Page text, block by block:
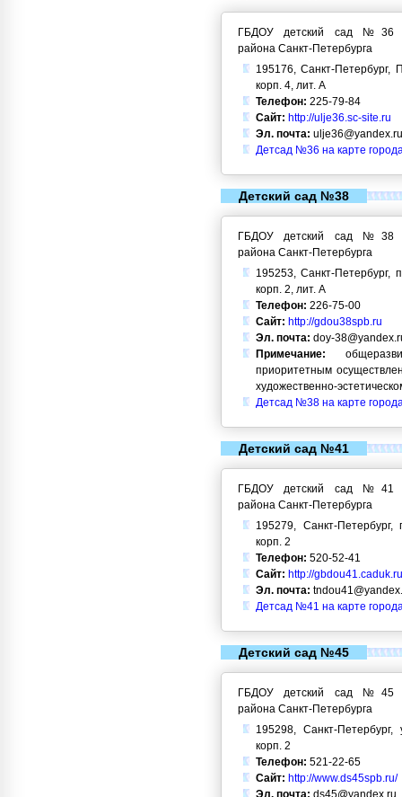
ГБДОУ детский сад №36
района Санкт-Петербурга
195176, Санкт-Петербург,
корп. 4, лит. А
Телефон: 225-79-84
Сайт: http://ulje36.sc-site.ru
Эл. почта: ulje36@yandex.ru
Детсад №36 на карте
Детский сад №38
ГБДОУ детский сад №38
района Санкт-Петербурга
195253, Санкт-Петербург,
корп. 2, лит. А
Телефон: 226-75-00
Сайт: http://gdou38spb.ru
Эл. почта: doy-
Примечание:
приоритетным
художественно-
Детсад №38 на карте
Детский сад №41
ГБДОУ детский сад №41
района Санкт-Петербурга
195279, Санкт-
корп. 2
Телефон: 520-52-41
Сайт: http://
Эл. почта:
Детсад №41 на карте
Детский сад №45
ГБДОУ детский сад №45
района Санкт-Петербурга
195298, Санкт-
корп. 2
Телефон: 521-22-65
Сайт: http://www.ds45spb.ru/
Эл. почта: ds45@yandex.ru